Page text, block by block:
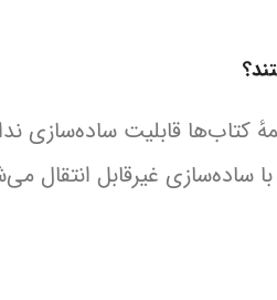
کتاب‌ها قابلیت ساده‌سازی
غیرقابل انتقال